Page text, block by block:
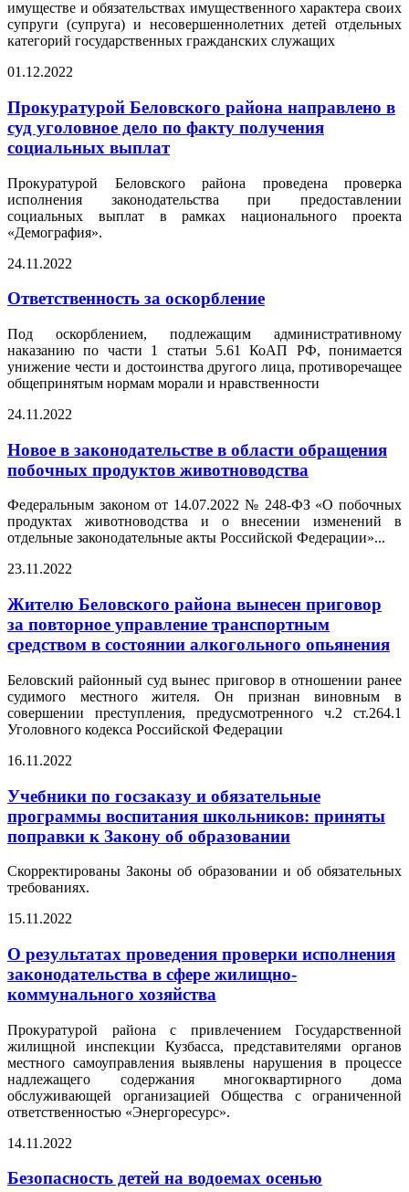
имуществе и обязательствах имущественного характера своих
супруги (супруга) и несовершеннолетних детей отдельных
категорий государственных гражданских служащих
01.12.2022
Прокуратурой Беловского района направлено в
суд уголовное дело по факту получения
социальных выплат
Прокуратурой Беловского района проведена проверка
исполнения законодательства при предоставлении
социальных выплат в рамках национального проекта
«Демография».
24.11.2022
Ответственность за оскорбление
Под оскорблением, подлежащим административному
наказанию по части 1 статьи 5.61 КоАП РФ, понимается
унижение чести и достоинства другого лица, противоречащее
общепринятым нормам морали и нравственности
24.11.2022
Новое в законодательстве в области обращения
побочных продуктов животноводства
Федеральным законом от 14.07.2022 № 248-ФЗ «О побочных
продуктах животноводства и о внесении изменений в
отдельные законодательные акты Российской Федерации»...
23.11.2022
Жителю Беловского района вынесен приговор
за повторное управление транспортным
средством в состоянии алкогольного опьянения
Беловский районный суд вынес приговор в отношении ранее
судимого местного жителя. Он признан виновным в
совершении преступления, предусмотренного ч.2 ст.264.1
Уголовного кодекса Российской Федерации
16.11.2022
Учебники по госзаказу и обязательные
программы воспитания школьников: приняты
поправки к Закону об образовании
Скорректированы Законы об образовании и об обязательных
требованиях.
15.11.2022
О результатах проведения проверки исполнения
законодательства в сфере жилищно-
коммунального хозяйства
Прокуратурой района с привлечением Государственной
жилищной инспекции Кузбасса, представителями органов
местного самоуправления выявлены нарушения в процессе
надлежащего содержания многоквартирного дома
обслуживающей организацией Общества с ограниченной
ответственностью «Энергоресурс».
14.11.2022
Безопасность детей на водоемах осенью